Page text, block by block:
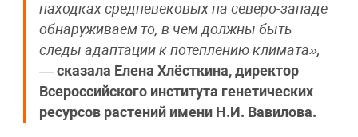
находках средневековых на северо-западе
обнаруживаем то, в чем должны быть
следы адаптации к потеплению климата»,
— сказала Елена Хлёсткина, директор
Всероссийского института генетических
ресурсов растений имени Н.И. Вавилова.